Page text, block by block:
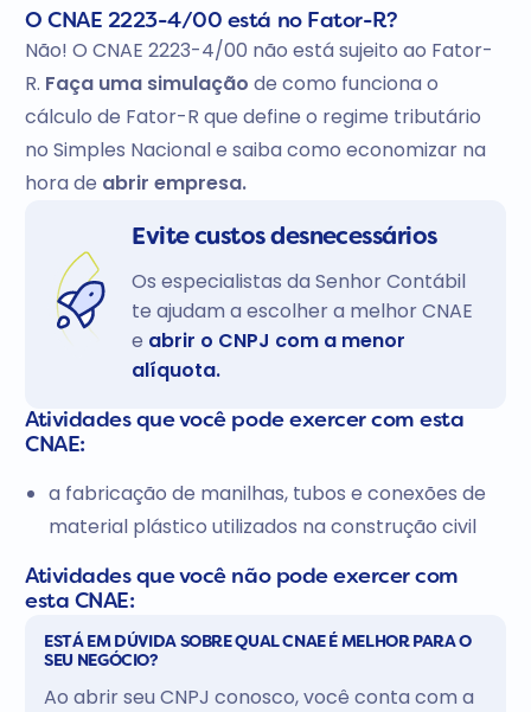
O CNAE 2223-4/00 está no Fator-R?
Não! O CNAE 2223-4/00 não está sujeito ao Fator-
R. Faça uma simulação de como funciona o
cálculo de Fator-R que define o regime tributário
no Simples Nacional e saiba como economizar na
hora de abrir empresa.
Evite custos desnecessários
Os especialistas da Senhor Contábil
te ajudam a escolher a melhor CNAE
e abrir o CNPJ com a menor
alíquota.
Atividades que você pode exercer com esta
CNAE:
a fabricação de manilhas, tubos e conexões de
material plástico utilizados na construção civil
Atividades que você não pode exercer com
esta CNAE:
ESTÁ EM DÚVIDA SOBRE QUAL CNAE É MELHOR PARA O
SEU NEGÓCIO?
Ao abrir seu CNPJ conosco, você conta com a